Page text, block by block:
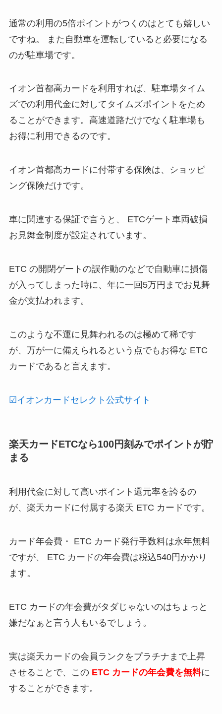
通常の利用の5倍ポイントがつくのはとても嬉しい
ですね。 また自動車を運転していると必要になる
のが駐車場です。
イオン首都高カードを利用すれば、駐車場タイム
ズでの利用代金に対してタイムズポイントをため
ることができます。高速道路だけでなく駐車場も
お得に利用できるのです。
イオン首都高カードに付帯する保険は、ショッピ
ング保険だけです。
車に関連する保証で言うと、 ETCゲート車両破損
お見舞金制度が設定されています。
ETC の開閉ゲートの誤作動のなどで自動車に損傷
が入ってしまった時に、年に一回5万円までお見舞
金が支払われます。
このような不運に見舞われるのは極めて稀です
が、万が一に備えられるという点でもお得な ETC
カードであると言えます。
☑イオンカードセレクト公式サイト
楽天カードETCなら100円刻みでポイントが貯
まる
利用代金に対して高いポイント還元率を誇るの
が、楽天カードに付属する楽天 ETC カードです。
カード年会費・ ETC カード発行手数料は永年無料
ですが、 ETC カードの年会費は税込540円かかり
ます。
ETC カードの年会費がタダじゃないのはちょっと
嫌だなぁと言う人もいるでしょう。
実は楽天カードの会員ランクをプラチナまで上昇
させることで、このETC カードの年会費を無料に
することができます。